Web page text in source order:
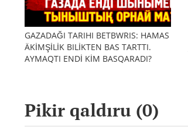
GAZADAĞI TARIHI BETBWRIS: HAMAS
ÄKİMŞİLİK BILİKTEN BAS TARTTI.
AYMAQTI ENDİ KİM BASQARADI?
Pikir qaldıru (0)